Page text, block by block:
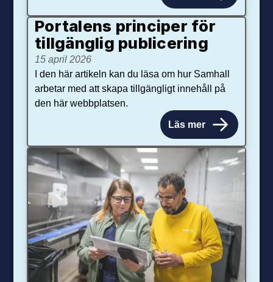
Portalens principer för
tillgänglig publicering
15 april 2026
I den här artikeln kan du läsa om hur Samhall
arbetar med att skapa tillgängligt innehåll på
den här webbplatsen.
Läs mer